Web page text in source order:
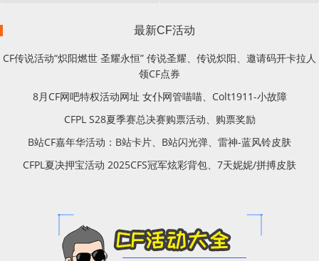
最新CF活动
CF传说活动“炽阳燃世 圣耀永恒” 传说圣耀、传说炽阳、邀请码开卡拉人
领CF点券
8月CF网吧特权活动网址 女仆网管喵喵、Colt1911-小故障
CFPL S28夏季赛总决赛购票活动、购票奖励
B站CF嘉年华活动：B站卡片、B站闪光弹、雷神-蓝风铃皮肤
CFPL夏决押宝活动 2025CFS冠军炫彩背包、7天妮妮/拼搏皮肤